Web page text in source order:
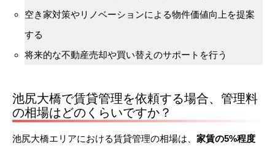
空き家対策やリノベーションによる物件価値向上を提案
する
将来的な不動産売却や買い替えのサポートを行う
池尻大橋で賃貸管理を依頼する場合、管理料
の相場はどのくらいですか？
池尻大橋エリアにおける賃貸管理の相場は、 家賃の5%程度